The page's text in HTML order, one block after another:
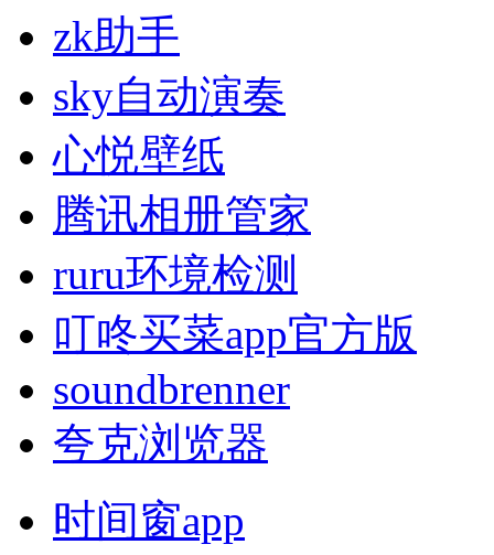
zk助手
sky自动演奏
心悦壁纸
腾讯相册管家
ruru环境检测
叮咚买菜app官方版
soundbrenner
夸克浏览器
时间窗app